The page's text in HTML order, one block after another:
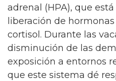
adrenal (HPA), que
liberación de
cortisol. Durante las
disminución de las
exposición a entornos
que este sistema dé